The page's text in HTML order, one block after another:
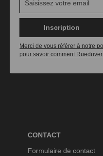
Inscription
Merci de vous référer à notre
pour savoir comment
CONTACT
Formulaire de contact